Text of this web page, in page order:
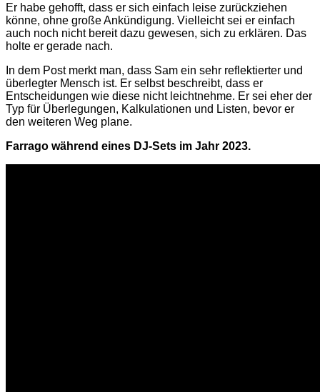
Er habe gehofft, dass er sich einfach leise zurückziehen
könne, ohne große Ankündigung. Vielleicht sei er einfach
auch noch nicht bereit dazu gewesen, sich zu erklären. Das
holte er gerade nach.
In dem Post merkt man, dass Sam ein sehr reflektierter und
überlegter Mensch ist. Er selbst beschreibt, dass er
Entscheidungen wie diese nicht leichtnehme. Er sei eher der
Typ für Überlegungen, Kalkulationen und Listen, bevor er
den weiteren Weg plane.
Farrago während eines DJ-Sets im Jahr 2023.